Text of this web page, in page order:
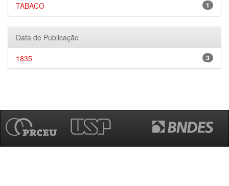
1
TABACO
Data de Publicação
3
1835